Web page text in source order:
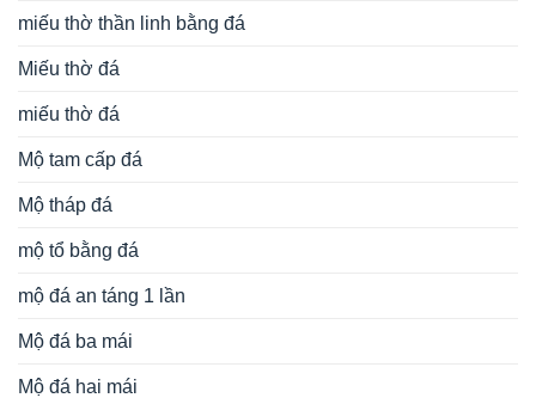
miếu thờ thần linh bằng đá
Miếu thờ đá
miếu thờ đá
Mộ tam cấp đá
Mộ tháp đá
mộ tổ bằng đá
mộ đá an táng 1 lần
Mộ đá ba mái
Mộ đá hai mái